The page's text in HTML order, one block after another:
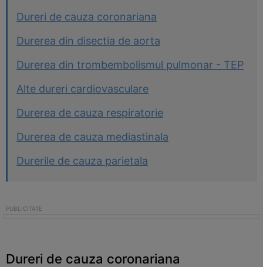
Dureri de cauza coronariana
Durerea din disectia de aorta
Durerea din trombembolismul pulmonar - TEP
Alte dureri cardiovasculare
Durerea de cauza respiratorie
Durerea de cauza mediastinala
Durerile de cauza parietala
Dureri de cauza coronariana